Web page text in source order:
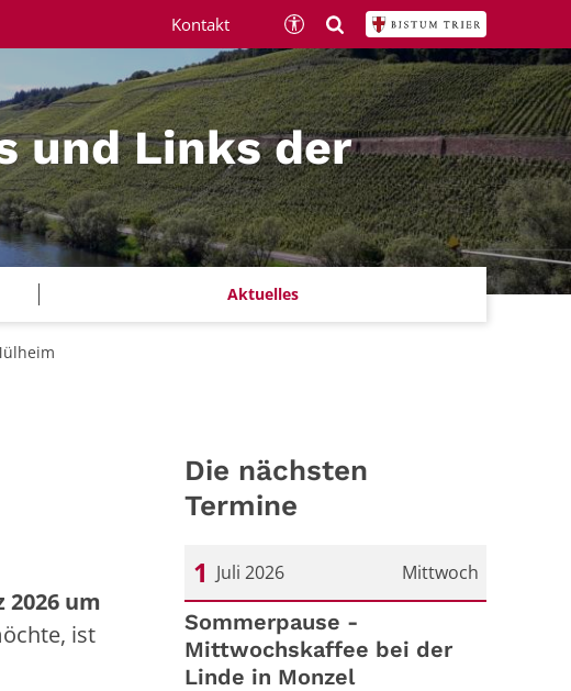
und Links der
Aktuelles
Kontakt
2026 um
ist
Die nächsten
Termine
Mittwoch
1 Juli 2026
Datum: 1. Juli 2026
Sommerpause -
Mittwochskaffee bei der
Linde in Monzel